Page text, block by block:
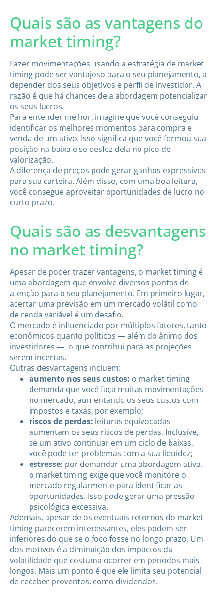
Quais são as vantagens do
market timing?
Fazer movimentações usando a estratégia de market
timing pode ser vantajoso para o seu planejamento, a
depender dos seus objetivos e perfil de investidor. A
razão é que há chances de a abordagem potencializar
os seus lucros.
Para entender melhor, imagine que você conseguiu
identificar os melhores momentos para compra e
venda de um ativo. Isso significa que você formou sua
posição na baixa e se desfez dela no pico de
valorização.
A diferença de preços pode gerar ganhos expressivos
para sua carteira. Além disso, com uma boa leitura,
você consegue aproveitar oportunidades de lucro no
curto prazo.
Quais são as desvantagens
no market timing?
Apesar de poder trazer vantagens, o market timing é
uma abordagem que envolve diversos pontos de
atenção para o seu planejamento. Em primeiro lugar,
acertar uma previsão em um mercado volátil como
de renda variável é um desafio.
O mercado é influenciado por múltiplos fatores, tanto
econômicos quanto políticos — além do ânimo dos
investidores —, o que contribui para as projeções
serem incertas.
Outras desvantagens incluem:
aumento nos seus custos: o market timing
demanda que você faça muitas movimentações
no mercado, aumentando os seus custos com
impostos e taxas, por exemplo;
riscos de perdas: leituras equivocadas
aumentam os seus riscos de perdas. Inclusive,
se um ativo continuar em um ciclo de baixas,
você pode ter problemas com a sua liquidez;
estresse: por demandar uma abordagem ativa,
o market timing exige que você monitore o
mercado regularmente para identificar as
oportunidades. Isso pode gerar uma pressão
psicológica excessiva.
Ademais, apesar de os eventuais retornos do market
timing parecerem interessantes, eles podem ser
inferiores do que se o foco fosse no longo prazo. Um
dos motivos é a diminuição dos impactos da
volatilidade que costuma ocorrer em períodos mais
longos. Mais um ponto é que ele limita seu potencial
de receber proventos, como dividendos.